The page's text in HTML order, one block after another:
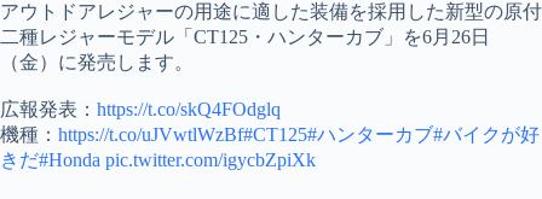
アウトドアレジャーの用途に適した装備を採用した新型の原付
二種レジャーモデル「CT125・ハンターカブ」を6月26日
（金）に発売します。
広報発表： https://t.co/skQ4FOdglq
機種： https://t.co/uJVwtlWzBf#CT125#ハンターカブ#バイクが好
きだ#Honda pic.twitter.com/igycbZpiXk